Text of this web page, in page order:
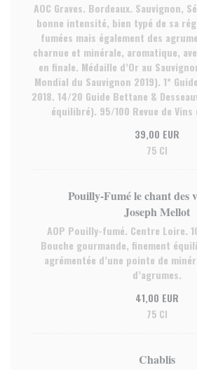
AOC Graves. Bordeaux. Sauvignon,
bonne intensité, bien typé de sa
fumées mais également des
charnue et minérale, aromatique,
en finale. Médaille d’Or au
Mondial du Sauvignon 2019). 1*
2018. 14/20 Guide Bettane &
équilibré). 95/100 Revue de Vins
39,00 EUR
75 Cl
Pouilly-Fumé le chant des
Joseph Mellot
AOP Pouilly-fumé. Centre Loire.
Bouche gourmande, finement
agrémentée d’une pointe de
d’agrumes.
41,00 EUR
75 Cl
Chablis